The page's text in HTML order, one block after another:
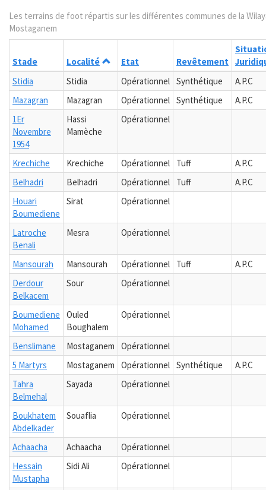
Les terrains de foot répartis sur les différentes communes de la
Mostaganem
Stade Localité Etat Revêtement
Stidia
Stidia Opérationnel Synthétique
A.P.C
Mazagran
Mazagran Opérationnel Synthétique
A.P.C
1Er
Novembre
1954
Hassi
Mamèche
Opérationnel
Krechiche Krechiche Opérationnel Tuff
A.P.C
Belhadri
Belhadri Opérationnel Tuff
A.P.C
Houari
Boumediene
Sirat Opérationnel
Latroche
Benali
Mesra Opérationnel
Mansourah Mansourah Opérationnel Tuff
A.P.C
Derdour
Belkacem
Sour Opérationnel
Boumediene
Mohamed
Ouled
Boughalem
Opérationnel
Benslimane Mostaganem
Opérationnel
5 Martyrs
Mostaganem Opérationnel Synthétique
A.P.C
Tahra
Belmehal
Sayada Opérationnel
Boukhatem
Abdelkader
Souaflia Opérationnel
Achaacha Achaacha
Opérationnel
Hessain
Mustapha
Sidi Ali Opérationnel